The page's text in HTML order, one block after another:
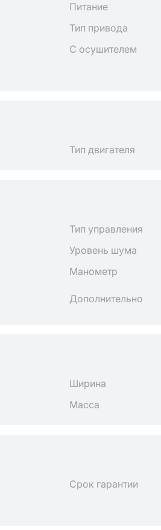
Питание
Тип привода
С осушителем
Тип двигателя
Тип управления
Уровень шума
Манометр
Дополнительно
Ширина
Масса
Срок гарантии